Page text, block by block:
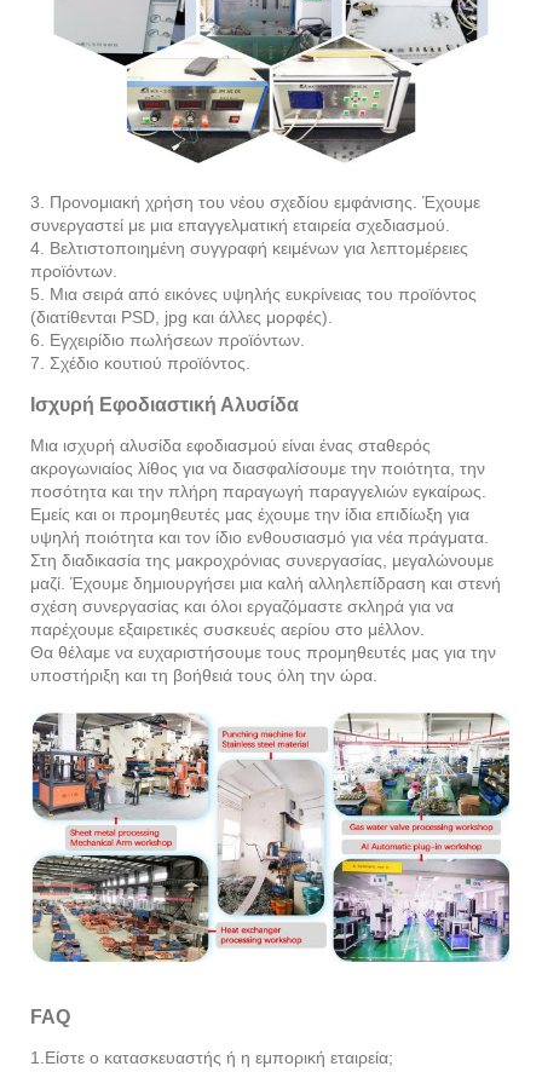
3. Προνομιακή χρήση του νέου σχεδίου εμφάνισης. Έχουμε
συνεργαστεί με μια επαγγελματική εταιρεία σχεδιασμού.
4. Βελτιστοποιημένη συγγραφή κειμένων για λεπτομέρειες
προϊόντων.
5. Μια σειρά από εικόνες υψηλής ευκρίνειας του προϊόντος
(διατίθενται PSD, jpg και άλλες μορφές).
6. Εγχειρίδιο πωλήσεων προϊόντων.
7. Σχέδιο κουτιού προϊόντος.
Ισχυρή Εφοδιαστική Αλυσίδα
Μια ισχυρή αλυσίδα εφοδιασμού είναι ένας σταθερός
ακρογωνιαίος λίθος για να διασφαλίσουμε την ποιότητα, την
ποσότητα και την πλήρη παραγωγή παραγγελιών εγκαίρως.
Εμείς και οι προμηθευτές μας έχουμε την ίδια επιδίωξη για
υψηλή ποιότητα και τον ίδιο ενθουσιασμό για νέα πράγματα.
Στη διαδικασία της μακροχρόνιας συνεργασίας, μεγαλώνουμε
μαζί. Έχουμε δημιουργήσει μια καλή αλληλεπίδραση και στενή
σχέση συνεργασίας και όλοι εργαζόμαστε σκληρά για να
παρέχουμε εξαιρετικές συσκευές αερίου στο μέλλον.
Θα θέλαμε να ευχαριστήσουμε τους προμηθευτές μας για την
υποστήριξη και τη βοήθειά τους όλη την ώρα.
FAQ
1.Είστε ο κατασκευαστής ή η εμπορική εταιρεία;